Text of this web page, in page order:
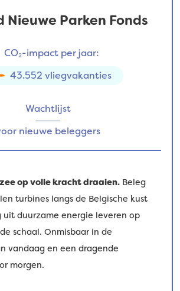
Nieuwe Parken Fonds
CO₂-impact per jaar:
43.552 vliegvakanties
Wachtlijst
nieuwe beleggers
op volle kracht draaien. Beleg
turbines langs de Belgische kust
uit duurzame energie leveren op
schaal. Onmisbaar in de
vandaag en een dragende
morgen.